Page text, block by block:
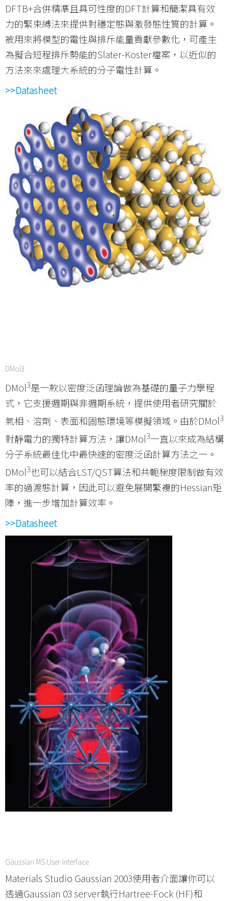
DFTB+合併精準且具可性度的DFT計算和簡潔具有效
力的緊束縛法來提供對穩定態與激發態性質的計算。
被用來將模型的電性與排斥能量貢獻參數化，可產生
為擬合短程排斥勢能的Slater-Koster檔案，以近似的
方法來來處理大系統的分子電性計算。
>>Datasheet
DMol3
DMol3是一款以密度泛函理論做為基礎的量子力學程
式，它支援週期與非週期系統，提供使用者研究關於
氣相、溶劑、表面和固態環境等模擬領域。由於DMol3
對靜電力的獨特計算方法，讓DMol3一直以來成為結構
分子系統最佳化中最快速的密度泛函計算方法之一。
DMol3也可以結合LST/QST算法和共軛梯度限制做有效
率的過渡態計算，因此可以避免展開繁複的Hessian矩
陣，進一步增加計算效率。
>>Datasheet
Gaussian MS User Interface
Materials Studio Gaussian 2003使用者介面讓你可以
透過Gaussian 03 server執行Hartree-Fock (HF)和